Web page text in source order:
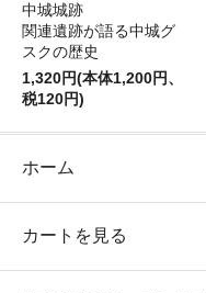
中城城跡
関連遺跡が語る中城グ
スクの歴史
1,320円(本体1,200円、
税120円)
ホーム
カートを見る